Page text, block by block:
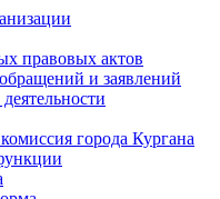
правовых актов
и заявлений
города Кургана